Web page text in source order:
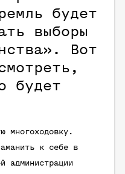
будет
выборы
Вот
будет
многоходовку.
к себе в
администрации